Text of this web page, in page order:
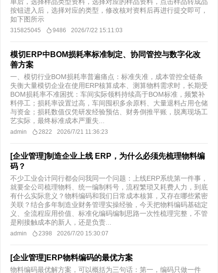
按钮进入后，选择对应的类型，修改核对资料后再进行提交即可，
如下图所示
315825045 9486 2026/7/22 15:11:03
模切ERP中BOM损耗率标准制定、协同管控与数字化改
善方案
一、模切行业BOM损耗率普遍痛点：标准失准，成本管控全链条
失衡大量模切企业在使用ERP核算成本、测算物料需求时，长期受
BOM损耗率不准困扰：车间实际领料持续高于BOM标准，频繁补
料停工；损耗率设置过高，车间囤积多余原料、大量退料占用仓储
与资金；损耗数值仅凭研发经验预估、财务倒推平账，脱离现场工
艺实际，最终标准成本严重失...
admin 2822 2026/7/21 11:36:23
[企业管理]制造企业上线 ERP，为什么必须先梳理物料编
码？
不少工业会计同行都会问我同一个问题：上线ERP系统第一件事，
就要全公司梳理物料、统一编制料号，流程繁琐又耗费人力，到底
有什么实际意义？物料编码和我们日常成本核算，又存在哪些紧密
关联？结合多年制造业财务管理实操经验，今天把物料编码基础定
义、全流程应用价值、标准化编码编制思路一次性梳理完整，不管
是刚接触成本的新人，还是负责...
admin 2398 2026/7/20 15:30:07
[企业管理]ERP物料编码的最优方案
物料编码最优解方案，可以概括为三句话：第一，编码只做一件